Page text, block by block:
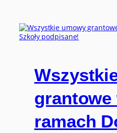
grantowe
ramach